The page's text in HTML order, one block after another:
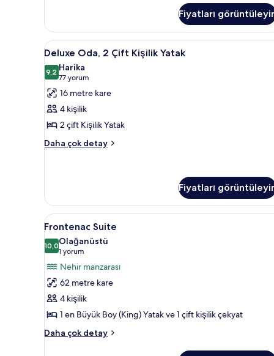
görün
(Queen)
Boy
Yatak,
Şehir
Manzaralı
hakkında
daha
fazla
Fiyatları
Deluxe
Oda,
2
Çift
Kişilik
Yatak
için
tüm
Kaliteli yatak takımı, kuştüyü
7
Deluxe Oda, 2 Çift Kişilik Yatak
9,29,2 / 10
Harika
77 yorum
(77
yorum)
16 metre kare
4 kişilik
2 çift Kişilik Yatak
Daha çok detay
Deluxe
Yatak
hakkında
daha
fazla
detay
Fiyatları
Frontenac
Suite
için
tüm
fotoğrafları
görün
Frontenac Suite | Kaliteli
6
Frontenac Suite
10,010,0 / 10
Olağanüstü
1 yorum
(1
yorum)
Nehir manzarası
62 metre kare
4 kişilik
1 en Büyük Boy (King) Yatak ve 1 çift kişilik çekyat
Daha çok detay
Frontenac